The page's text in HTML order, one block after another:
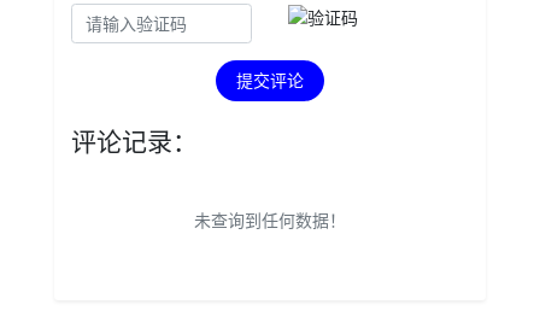
提交评论
评论记录：
未查询到任何数据！